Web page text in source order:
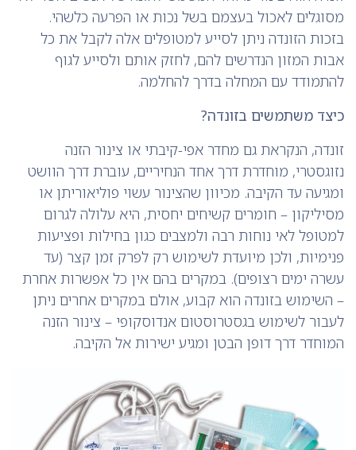
מסוגלים לאכול בעצמם בשל נכות או הפרעה כלשהי.
בזכות הזונדה ניתן לסייע למטופלים אלה לקבל את כל
אבות המזון הנדרשים להם, לחזק אותם ולסייע לגוף
להתמודד עם המחלה בדרך להחלמה.
כיצד משתמשים בזונדה?
זונדה, הנקראת גם מחדר אפי-קיבתי או צינור הזנה
נזוגסטרי, מוחדרת דרך אחד הנחיריים, עוברת דרך הוושט
ומגיעה עד הקיבה. מכיוון שהצינור עשוי פוליאוריתן או
מסיליקון – חומרים קשיחים יחסית, היא עלולה לגרום
למטופל לאי נוחות רבה ולמצבים כגון בחילות ופציעות
פנימיות, ולכן מיועדת לשימוש רק לפרק זמן קצר (עד
עשרה ימים רצופים). במקרים בהם אין כל אפשרות אחרת
– השימוש בזונדה הוא קבוע, אולם במקרים אחרים ניתן
לעבור לשימוש בגסטרוסטום אנדוסקופי – צינור הזנה
המוחדר דרך דופן הבטן ומגיע ישירות אל הקיבה.